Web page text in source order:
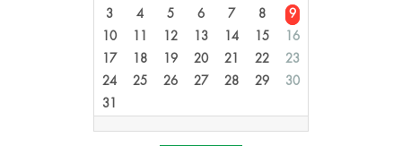
3
4 5 6 7 8
9
10
11 12 13 14 15
16
17
18 19 20 21 22
23
24
25 26 27 28 29
30
31